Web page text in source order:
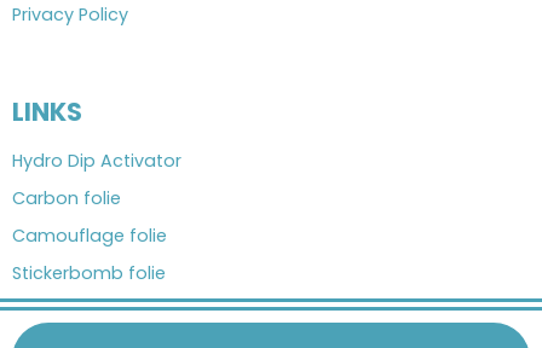
Privacy Policy
LINKS
Hydro Dip Activator
Carbon folie
Camouflage folie
Stickerbomb folie